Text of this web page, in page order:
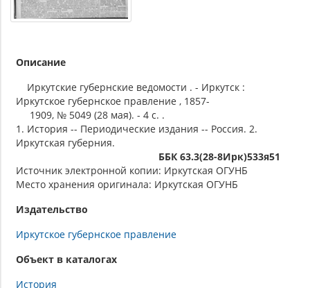
Описание
Иркутские губернские ведомости . - Иркутск :
Иркутское губернское правление , 1857-
1909, № 5049 (28 мая). - 4 с. .
1. История -- Периодические издания -- Россия. 2.
Иркутская губерния.
ББК 63.3(28-8Ирк)533я51
Источник электронной копии: Иркутская ОГУНБ
Место хранения оригинала: Иркутская ОГУНБ
Издательство
Иркутское губернское правление
Объект в каталогах
История